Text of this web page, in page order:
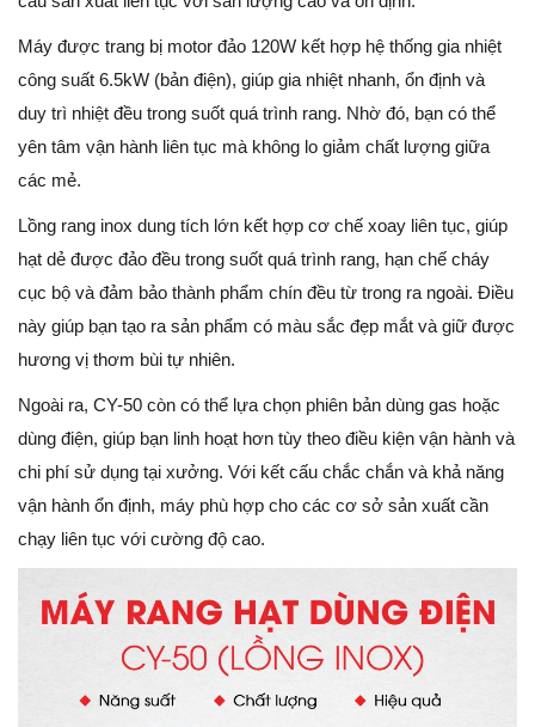
Máy được trang bị motor đảo 120W kết hợp hệ thống gia nhiệt
công suất 6.5kW (bản điện), giúp gia nhiệt nhanh, ổn định và
duy trì nhiệt đều trong suốt quá trình rang. Nhờ đó, bạn có thể
yên tâm vận hành liên tục mà không lo giảm chất lượng giữa
các mẻ.
Lồng rang inox dung tích lớn kết hợp cơ chế xoay liên tục, giúp
hạt dẻ được đảo đều trong suốt quá trình rang, hạn chế cháy
cục bộ và đảm bảo thành phẩm chín đều từ trong ra ngoài. Điều
này giúp bạn tạo ra sản phẩm có màu sắc đẹp mắt và giữ được
hương vị thơm bùi tự nhiên.
Ngoài ra, CY-50 còn có thể lựa chọn phiên bản dùng gas hoặc
dùng điện, giúp bạn linh hoạt hơn tùy theo điều kiện vận hành và
chi phí sử dụng tại xưởng. Với kết cấu chắc chắn và khả năng
vận hành ổn định, máy phù hợp cho các cơ sở sản xuất cần
chạy liên tục với cường độ cao.